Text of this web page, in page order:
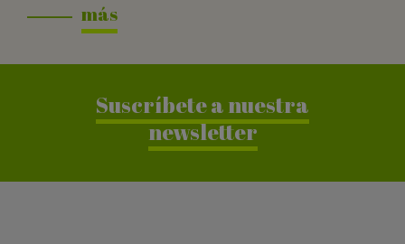
más
Suscríbete a nuestra
newsletter